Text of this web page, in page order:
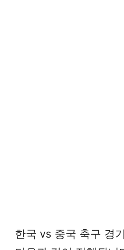
한국 vs 중국 축구 경